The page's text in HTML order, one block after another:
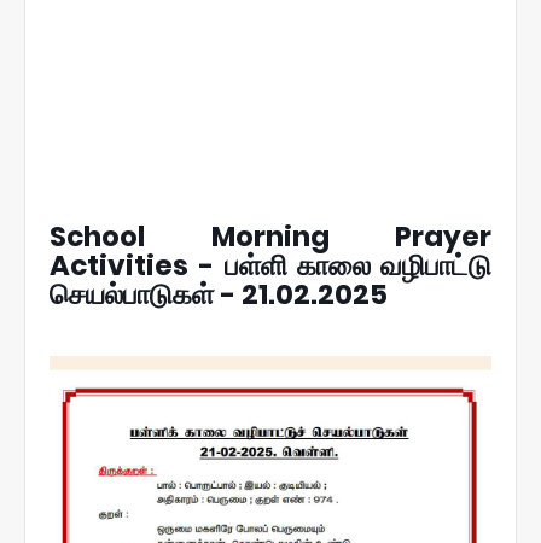
School Morning Prayer
Activities - பள்ளி காலை வழிபாட்டு
செயல்பாடுகள் - 21.02.2025